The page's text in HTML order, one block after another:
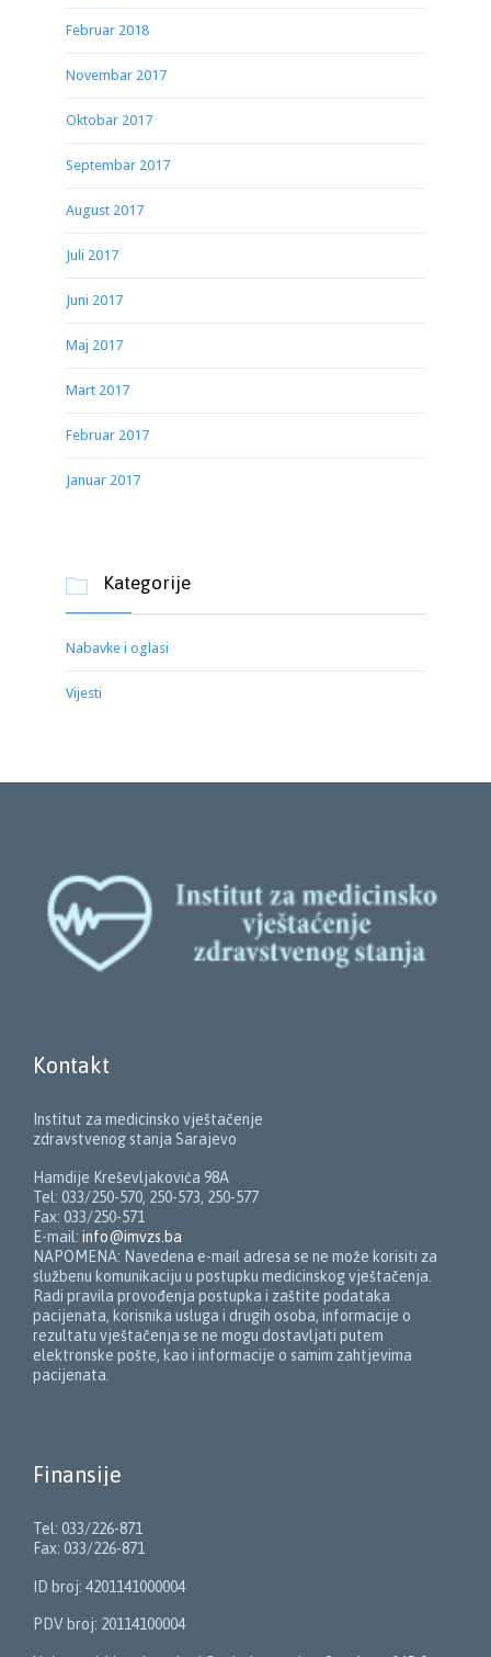
Februar 2018
Novembar 2017
Oktobar 2017
Septembar 2017
August 2017
Juli 2017
Juni 2017
Maj 2017
Mart 2017
Februar 2017
Januar 2017
 Kategorije
Nabavke i oglasi
Vijesti
Kontakt
Institut za medicinsko vještačenje
zdravstvenog stanja Sarajevo
Hamdije Kreševljakovića 98A
Tel: 033/250-570, 250-573, 250-577
Fax: 033/250-571
E-mail: info@imvzs.ba
NAPOMENA: Navedena e-mail adresa se ne može korisiti za
službenu komunikaciju u postupku medicinskog vještačenja.
Radi pravila provođenja postupka i zaštite podataka
pacijenata, korisnika usluga i drugih osoba, informacije o
rezultatu vještačenja se ne mogu dostavljati putem
elektronske pošte, kao i informacije o samim zahtjevima
pacijenata.
Finansije
Tel: 033/226-871
Fax: 033/226-871
ID broj: 4201141000004
PDV broj: 20114100004